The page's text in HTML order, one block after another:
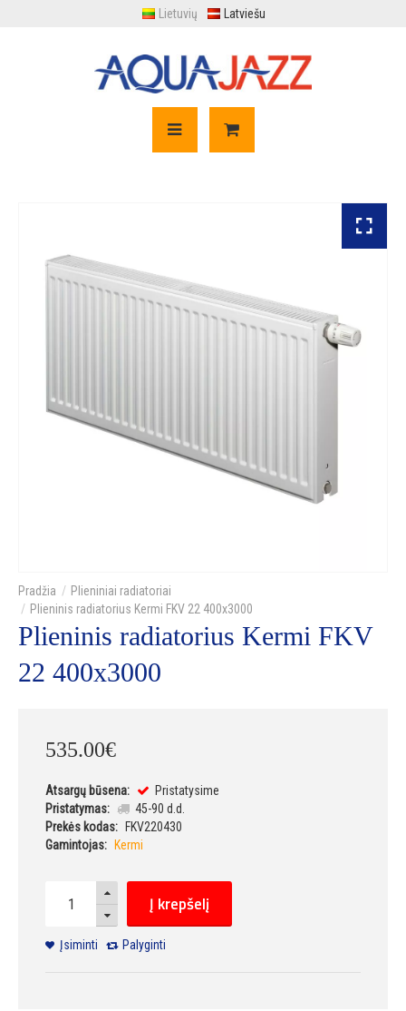
Lietuvių Latviešu
Plieniniai radiatoriai
Plieninis radiatorius Kermi FKV 22 400x3000
Plieninis radiatorius Kermi FKV
22 400x3000
535.00€
Atsargų būsena:
Pristatysime
Pristatymas:
45-90 d.d.
Prekės kodas:
FKV220430
Gamintojas:
Kermi
Į krepšelį
Įsiminti Palyginti